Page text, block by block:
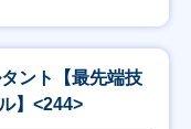
ント【最先端技
】<244>